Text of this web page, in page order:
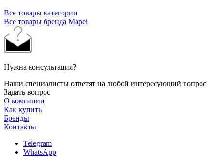
Все товары категории
Все товары бренда Mapei
Нужна консультация?
Наши специалисты ответят на любой интересующий вопрос
Задать вопрос
О компании
Как купить
Бренды
Контакты
Telegram
WhatsApp